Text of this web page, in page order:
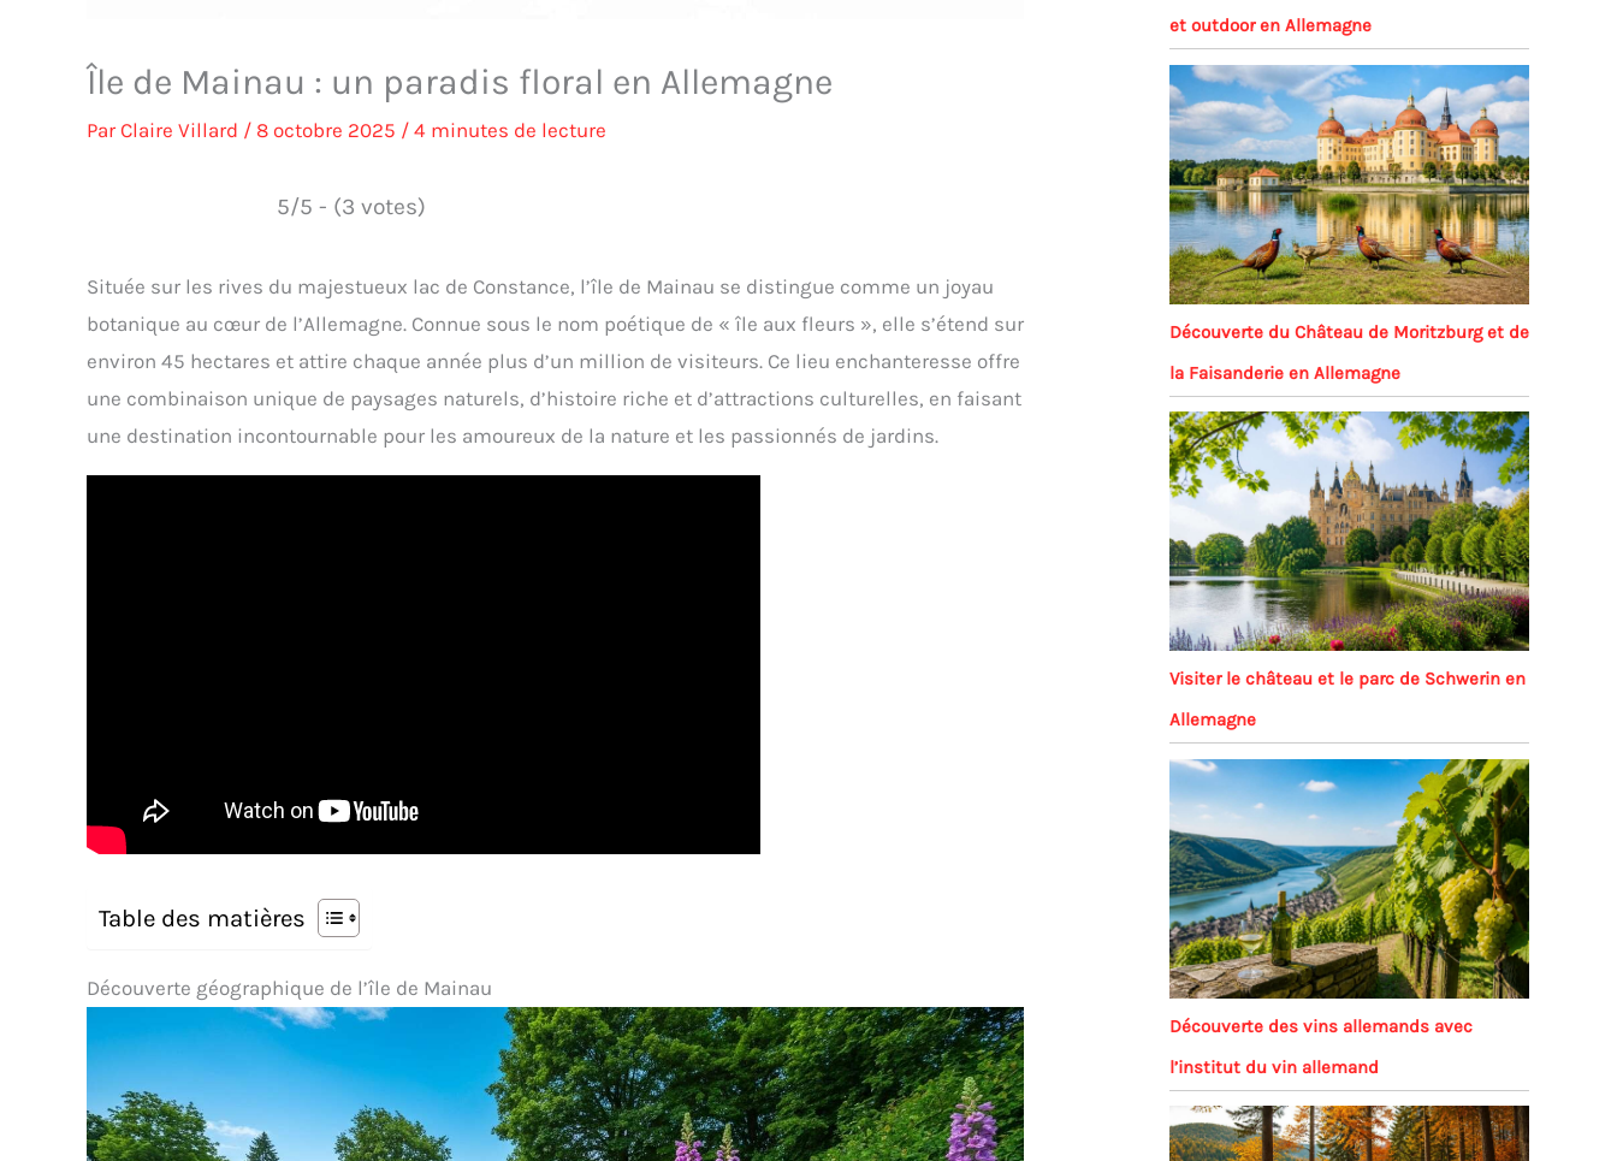
Île de Mainau : un paradis floral en Allemagne
ParClaire Villard / 8 octobre 2025 / 4 minutes de lecture
5/5 - (3 votes)
Située sur les rives du majestueux lac de Constance, l’île de Mainau se distingue comme un joyau
botanique au cœur de l’Allemagne. Connue sous le nom poétique de « île aux fleurs », elle s’étend sur
environ 45 hectares et attire chaque année plus d’un million de visiteurs. Ce lieu enchanteresse offre
une combinaison unique de paysages naturels, d’histoire riche et d’attractions culturelles, en faisant
une destination incontournable pour les amoureux de la nature et les passionnés de jardins.
Table des matières
Découverte géographique de l’île de Mainau
et outdoor en Allemagne
Découverte du Château de Moritzburg et de
la Faisanderie en Allemagne
Visiter le château et le parc de Schwerin en
Allemagne
Découverte des vins allemands avec
l’institut du vin allemand